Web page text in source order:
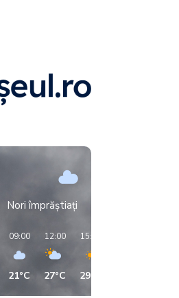
Nori împrăștiați
09:00
21°C
12:00
27°C
15:00
29°C